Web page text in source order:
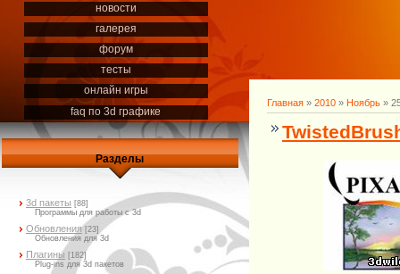
новости
галерея
форум
тесты
онлайн игры
faq по 3d графике
Разделы
3d пакеты [88]
Программы для работы с 3d
Обновления [23]
Обновления для 3d
Плагины [182]
Plug-ins для 3d пакетов
Главная » 2010 » Ноябрь »